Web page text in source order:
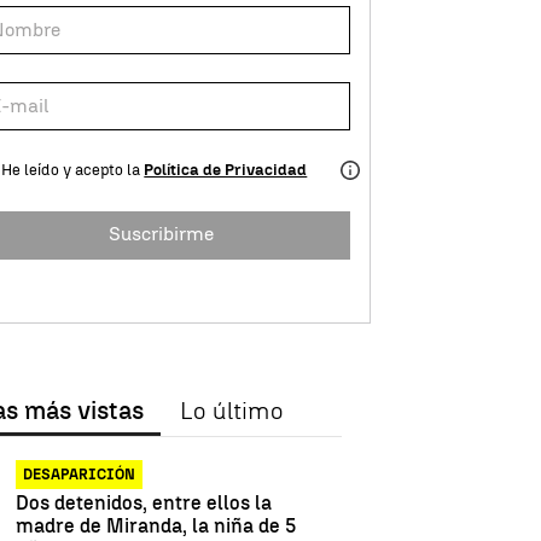
He leído y acepto la Política de Privacidad
Suscribirme
más vistas Lo último
DESAPARICIÓN
Dos detenidos, entre ellos la
madre de Miranda, la niña de 5